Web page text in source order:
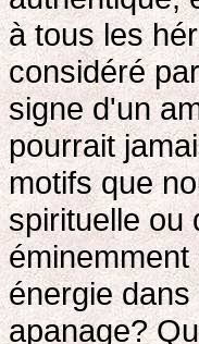
à tous les
considéré
signe d'un
pourrait
motifs que
spirituelle ou
énergie
apanage?